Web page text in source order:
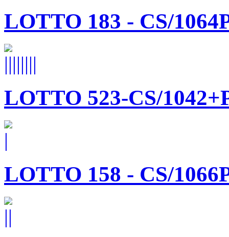
LOTTO 183 - CS/
LOTTO 523-CS/
LOTTO 158 - CS/